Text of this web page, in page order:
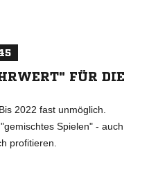
FÜR DIE
2022 fast unmöglich.
Spielen" - auch
profitieren.